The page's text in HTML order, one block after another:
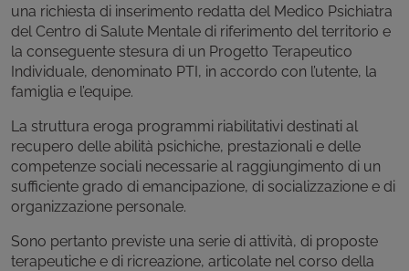
una richiesta di inserimento redatta del Medico Psichiatra
del Centro di Salute Mentale di riferimento del territorio e
la conseguente stesura di un Progetto Terapeutico
Individuale, denominato PTI, in accordo con l’utente, la
famiglia e l’equipe.
La struttura eroga programmi riabilitativi destinati al
recupero delle abilità psichiche, prestazionali e delle
competenze sociali necessarie al raggiungimento di un
sufficiente grado di emancipazione, di socializzazione e di
organizzazione personale.
Sono pertanto previste una serie di attività, di proposte
terapeutiche e di ricreazione, articolate nel corso della